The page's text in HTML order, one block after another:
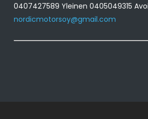
0407427589 Yleinen 0405049315
nordicmotorsoy@gmail.com